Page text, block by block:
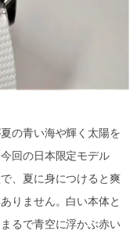
の青い海や輝く太陽を
回の日本限定モデル
、夏に身につけると爽
りません。白い本体と
るで青空に浮かぶ赤い